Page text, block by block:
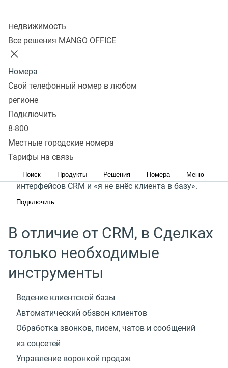
Недвижимость
Все решения MANGO OFFICE
Номера
Свой телефонный номер в любом
регионе
Подключить
8-800
Местные городские номера
Тарифы на связь
Поиск Продукты Решения Номера Меню
и обслуживание сложных CRM-систем могут
Сделки MANGO OFFICE – простой способ навести
порядок в управлении продажами. Он добавляет
клиентов в базу, обзванивает их и ведёт воронку
продаж. Больше никаких сложных
интерфейсов CRM и «я не внёс клиента в базу».
Подключить
В отличие от CRM, в Сделках
только необходимые
инструменты
Ведение клиентской базы
Автоматический обзвон клиентов
Обработка звонков, писем, чатов и сообщений
из соцсетей
Управление воронкой продаж